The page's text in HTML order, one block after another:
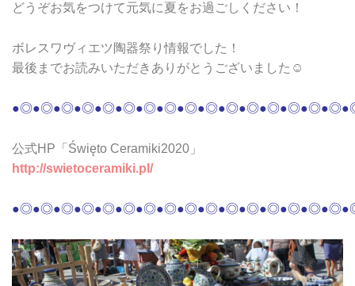
どうぞお気をつけて元気に夏をお過ごしください！
ボレスワヴィエツ陶器祭り情報でした！
最後までお読みいただきありがとうございました☺
●◎●◎●◎●◎●◎●◎●◎●◎●◎●◎●◎●◎●◎●◎●◎●◎●
公式HP「Święto Ceramiki2020」
http://swietoceramiki.pl/
●◎●◎●◎●◎●◎●◎●◎●◎●◎●◎●◎●◎●◎●◎●◎●◎●